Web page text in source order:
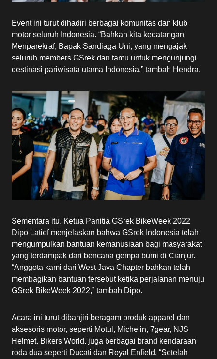
Event ini turut dihadiri berbagai komunitas dan klub
motor seluruh Indonesia. “Bahkan kita kedatangan
Menparekraf, Bapak Sandiaga Uni, yang mengajak
seluruh members GSrek dan tamu untuk mengunjungi
destinasi pariwisata utama Indonesia,” tambah Hendra.
Sementara itu, Ketua Panitia GSrek BikeWeek 2022
Dipo Latief menjelaskan bahwa GSrek Indonesia telah
mengumpulkan bantuan kemanusiaan bagi masyarakat
yang terdampak dari bencana gempa bumi di Cianjur.
“Anggota kami dari West Java Chapter bahkan telah
membagikan bantuan tersebut ketika perjalanan menuju
GSrek BikeWeek 2022,” tambah Dipo.
Acara ini turut dibanjiri beragam produk apparel dan
aksesoris motor, seperti Motul, Michelin, 7gear, NJS
Helmet, Bikers World, juga berbagai brand kendaraan
roda dua seperti Ducati dan Royal Enfield. “Setelah